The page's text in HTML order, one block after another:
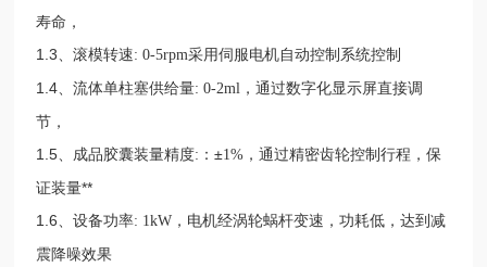
寿命，
1.3、滚模转速: 0-5rpm采用伺服电机自动控制系统控制
1.4、流体单柱塞供给量: 0-2ml ，通过数字化显示屏直接调
节，
1.5、成品胶囊装量精度: ：±1% ，通过精密齿轮控制行程，保
证装量**
1.6、设备功率: 1kW ，电机经涡轮蜗杆变速，功耗低，达到减
震降噪效果